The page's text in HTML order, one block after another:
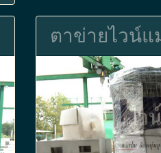
ตาข่ายไวน์แ